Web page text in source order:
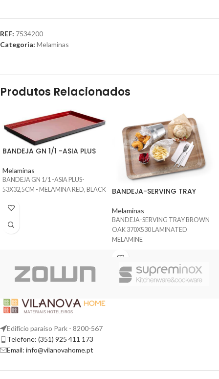
REF: 7534200
Categoria: Melaminas
Produtos Relacionados
BANDEJA GN 1/1 -ASIA PLUS
Melaminas
BANDEJA GN 1/1 -ASIA PLUS-
53X32,5CM - MELAMINA RED, BLACK
BANDEJA-SERVING TRAY
Melaminas
BANDEJA-SERVING TRAY BROWN
OAK 370X530 LAMINATED
MELAMINE
Edifício paraíso Park - 8200-567
Telefone: (351) 925 411 173
Email: info@vilanovahome.pt